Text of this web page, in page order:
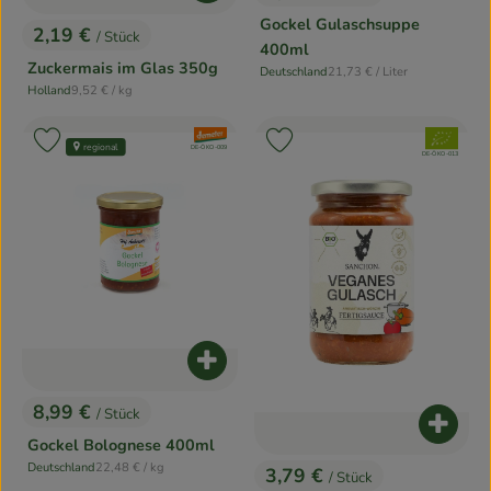
, Preis:
2,19 € / Stück
Zuckermais im Glas 350g
, Herkunft:
Holland, Referenzpreis:
9,52 € / kg
Gockel Gulaschsuppe
400ml
, Herkunft:
Deutschland, Referenzpreis:
21,73 € / Liter
, Preis:
8,99 € / Stück
Gockel Bolognese 400ml
, Herkunft:
Deutschland, Referenzpreis:
22,48 € / kg
Produkt zum Warenkorb hinzufügen
, Verband:
, Kontrollstelle:
DE-ÖKO-009
regional
Produkt zu Favouriten hinzufügen
3,79 € / Stück
, Verband:
, Kontrollstelle:
DE-ÖKO-013
Produkt zu Favouriten hinzufügen